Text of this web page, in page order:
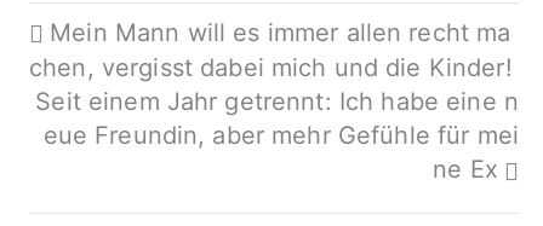
Beitragsnavigation
Mein Mann will es immer allen recht ma
chen, vergisst dabei mich und die Kinder!
Seit einem Jahr getrennt: Ich habe eine n
eue Freundin, aber mehr Gefühle für mei
ne Ex